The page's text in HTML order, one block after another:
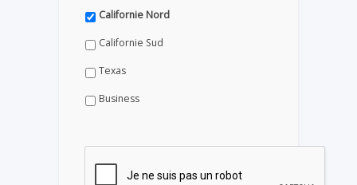
Californie Nord
Californie Sud
Texas
Business